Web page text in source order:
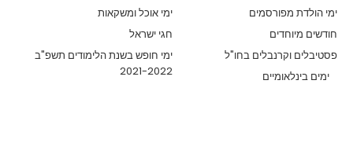
ימי אוכל ומשקאות
ימי הולדת מפורסמים
חגי ישראל
חודשים מיוחדים
ימי חופש בשנת הלימודים תשפ"ב
2021-2022
פסטיבלים וקרנבלים בחו"ל
ימים בינלאומיים